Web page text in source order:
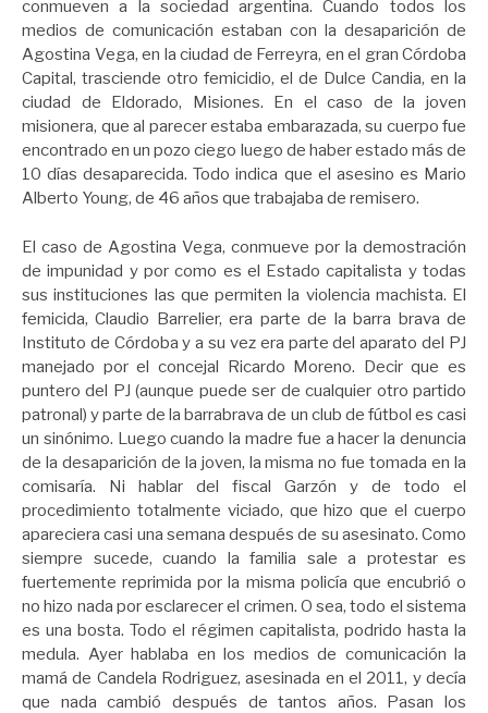
conmueven a la sociedad argentina. Cuando todos los
medios de comunicación estaban con la desaparición de
Agostina Vega, en la ciudad de Ferreyra, en el gran Córdoba
Capital, trasciende otro femicidio, el de Dulce Candia, en la
ciudad de Eldorado, Misiones. En el caso de la joven
misionera, que al parecer estaba embarazada, su cuerpo fue
encontrado en un pozo ciego luego de haber estado más de
10 días desaparecida. Todo indica que el asesino es Mario
Alberto Young, de 46 años que trabajaba de remisero.
El caso de Agostina Vega, conmueve por la demostración
de impunidad y por como es el Estado capitalista y todas
sus instituciones las que permiten la violencia machista. El
femicida, Claudio Barrelier, era parte de la barra brava de
Instituto de Córdoba y a su vez era parte del aparato del PJ
manejado por el concejal Ricardo Moreno. Decir que es
puntero del PJ (aunque puede ser de cualquier otro partido
patronal) y parte de la barrabrava de un club de fútbol es casi
un sinónimo. Luego cuando la madre fue a hacer la denuncia
de la desaparición de la joven, la misma no fue tomada en la
comisaría. Ni hablar del fiscal Garzón y de todo el
procedimiento totalmente viciado, que hizo que el cuerpo
apareciera casi una semana después de su asesinato. Como
siempre sucede, cuando la familia sale a protestar es
fuertemente reprimida por la misma policía que encubrió o
no hizo nada por esclarecer el crimen. O sea, todo el sistema
es una bosta. Todo el régimen capitalista, podrido hasta la
medula. Ayer hablaba en los medios de comunicación la
mamá de Candela Rodriguez, asesinada en el 2011, y decía
que nada cambió después de tantos años. Pasan los